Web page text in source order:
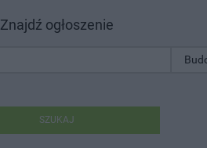
Znajdź ogłoszenie
SZUKAJ